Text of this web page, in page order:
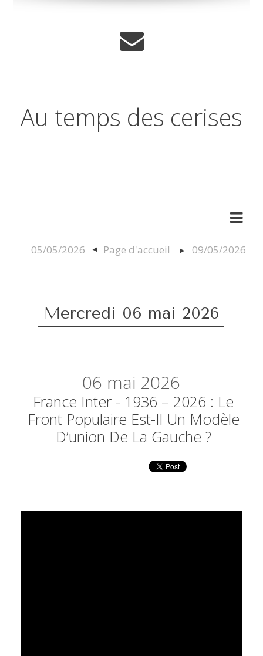
Au temps des cerises
05/05/2026 Page d'accueil 09/05/2026
Mercredi 06 mai 2026
06 mai 2026
France Inter - 1936 – 2026 : Le
Front Populaire Est-Il Un Modèle
D’union De La Gauche ?